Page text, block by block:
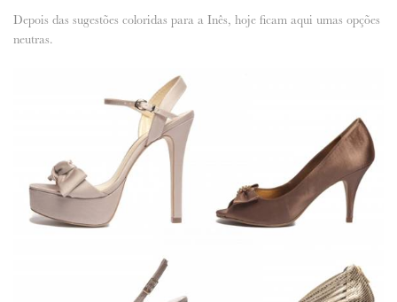
FORNECEDORES RECOMENDADOS
ANUNCIE CONNOSCO
Depois das sugestões coloridas para a Inês, hoje ficam aqui umas opções
neutras.